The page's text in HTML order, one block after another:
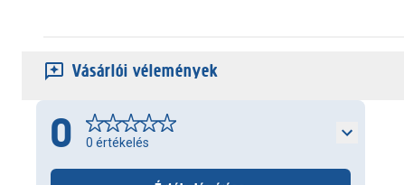
Vásárlói vélemények
0 0 értékelés